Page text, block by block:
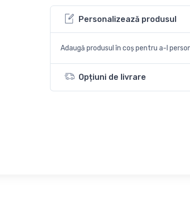
Personalizează produsul
Adaugă produsul în coș pentru a-l
Opțiuni de livrare